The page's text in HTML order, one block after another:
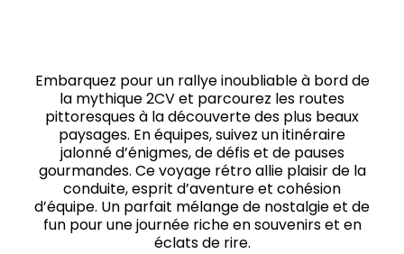
Embarquez pour un rallye inoubliable à bord de
la mythique 2CV et parcourez les routes
pittoresques à la découverte des plus beaux
paysages. En équipes, suivez un itinéraire
jalonné d’énigmes, de défis et de pauses
gourmandes. Ce voyage rétro allie plaisir de la
conduite, esprit d’aventure et cohésion
d’équipe. Un parfait mélange de nostalgie et de
fun pour une journée riche en souvenirs et en
éclats de rire.